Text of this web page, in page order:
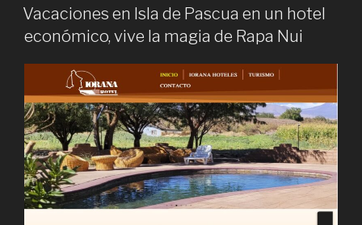
ON
Vacaciones en Isla de Pascua en un hotel
económico, vive la magia de Rapa Nui